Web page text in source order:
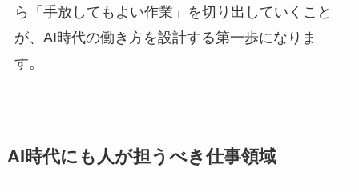
ら「手放してもよい作業」を切り出していくこと
が、AI時代の働き方を設計する第一歩になりま
す。
AI時代にも人が担うべき仕事領域